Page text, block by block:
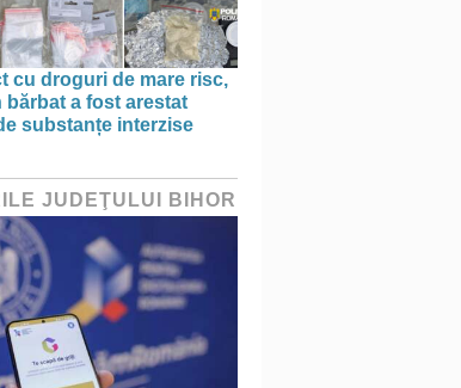
cu droguri de mare risc,
bărbat a fost arestat
substanțe interzise
JUDEŢULUI BIHOR